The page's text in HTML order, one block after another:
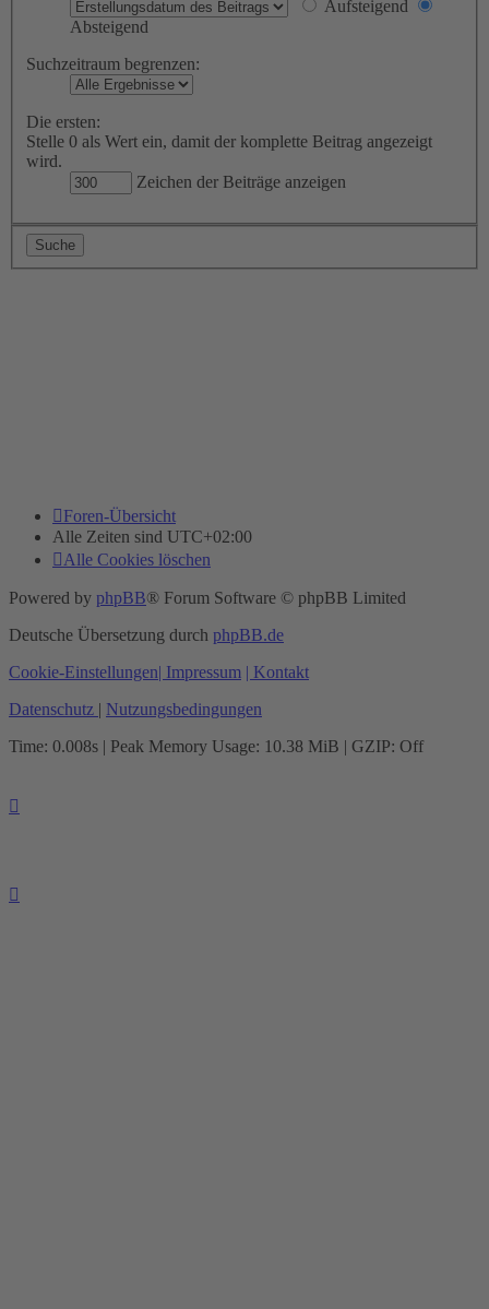
Aufsteigend
Absteigend
Suchzeitraum begrenzen:
Die ersten:
Stelle 0 als Wert ein, damit der komplette Beitrag angezeigt
wird.
Zeichen der Beiträge anzeigen
Foren-Übersicht
Alle Zeiten sind UTC+02:00
Alle Cookies löschen
Powered by phpBB® Forum Software © phpBB Limited
Deutsche Übersetzung durch phpBB.de
Cookie-Einstellungen| Impressum | Kontakt
Datenschutz | Nutzungsbedingungen
Time: 0.008s | Peak Memory Usage: 10.38 MiB | GZIP: Off